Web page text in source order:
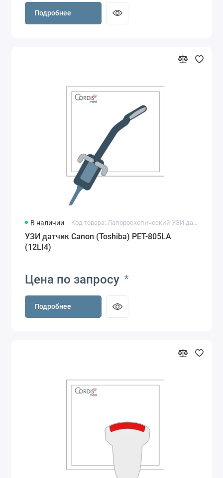
Подробнее
В наличии Код товара: Лапороскопический УЗИ датчик Canon (Toshiba) PET-805LA (12LI4)
УЗИ датчик Canon (Toshiba) PET-805LA
(12LI4)
Цена по запросу *
Подробнее